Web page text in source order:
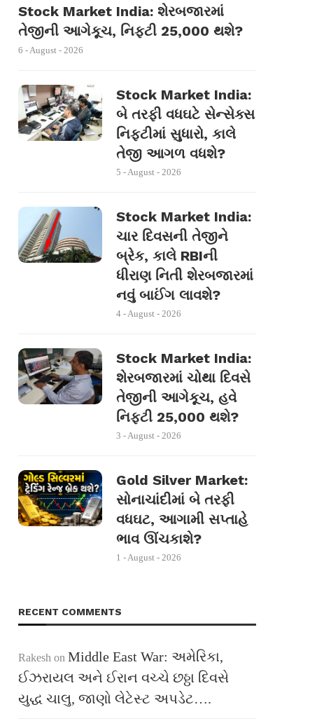
Stock Market India: શેરબજારમાં
તેજીની આગેકૂચ, નિફ્ટી 25,000 થશે?
6 - August - 2026
Stock Market India:
બે તરફી વધઘટે સેન્સેક્સ
નિફ્ટીમાં સુધારો, કાલે
તેજી આગળ વધશે?
5 - August - 2026
Stock Market India:
ચાર દિવસની તેજીને
બ્રેક, કાલે RBIની
ધીરાણ નિતી શેરબજારમાં
નવું બાઈંગ લાવશે?
4 - August - 2026
Stock Market India:
શેરબજારમાં ચોથા દિવસે
તેજીની આગેકૂચ, હવે
નિફ્ટી 25,000 થશે?
3 - August - 2026
Gold Silver Market:
સોનાચાંદીમાં બે તરફી
વધઘટ, આગામી સપ્તાહે
ભાવ ઊંચકાશે?
1 - August - 2026
RECENT COMMENTS
Rakesh on Middle East War: અમેરિકા,
ઈઝરાયલ અને ઈરાન વચ્ચે છઠ્ઠા દિવસે
યુદ્ધ ચાલુ, જાણો લેટેસ્ટ અપડેટ….